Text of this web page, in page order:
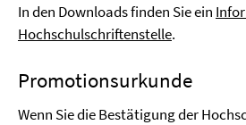
In den Downloads finden Sie ein
Hochschulschriftenstelle.
Promotionsurkunde
Wenn Sie die Bestätigung der